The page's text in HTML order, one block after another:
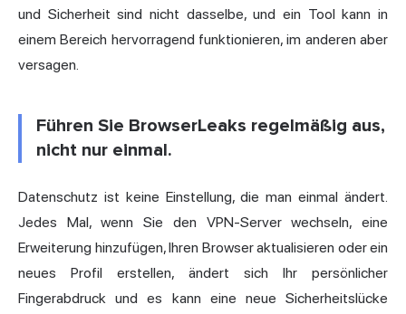
und Sicherheit sind nicht dasselbe, und ein Tool kann in
einem Bereich hervorragend funktionieren, im anderen aber
versagen.
Führen Sie BrowserLeaks regelmäßig aus,
nicht nur einmal.
Datenschutz ist keine Einstellung, die man einmal ändert.
Jedes Mal, wenn Sie den VPN-Server wechseln, eine
Erweiterung hinzufügen, Ihren Browser aktualisieren oder ein
neues Profil erstellen, ändert sich Ihr persönlicher
Fingerabdruck und es kann eine neue Sicherheitslücke